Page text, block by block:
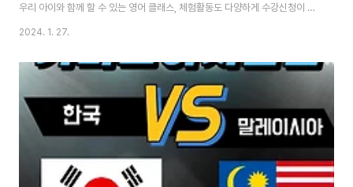
우리 아이와 함께 할 수 있는 영어 클래스, 체험활동도 다양하게 수강신청이 가
능합니다. 홈플 봄학기 문화센터에서는 가성비 있는 가격에 자녀 교육, 양육에
게 된다면 선착순 한정으로 문화센터 수강신청 할인쿠폰도 받을 수 있다고 하
니 서둘러주세요! 자세한 내용은 위에 있는 홈플러스 문화센터 버튼을 통해 알
아보시길 바랍니다.
2024. 1. 27.